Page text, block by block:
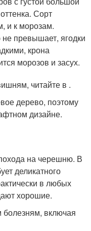
Сорт
и к морозам.
превышает, ягодки
крона
морозов и засух.
читайте в .
дерево, поэтому
дизайне.
на черешню. В
деликатного
в любых
хорошие.
болезням, включая